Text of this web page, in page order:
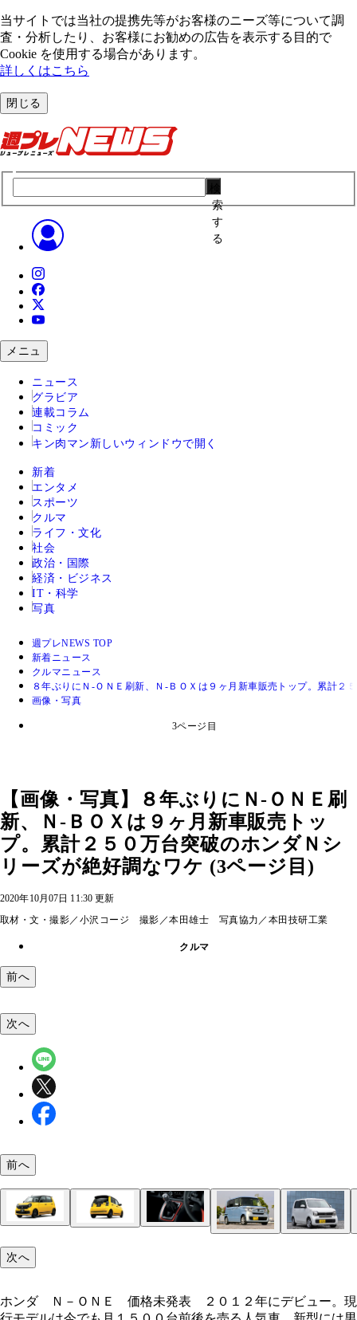
当サイトでは当社の提携先等がお客様のニーズ等について調
査・分析したり、お客様にお勧めの広告を表⽰する⽬的で
Cookie を使⽤する場合があります。
詳しくはこちら
閉じる
索
す
る
メニュ
ニュース
グラビア
連載コラム
コミック
キン肉マン 新しいウィンドウで開く
新着
エンタメ
スポーツ
クルマ
ライフ・文化
社会
政治・国際
経済・ビジネス
IT・科学
写真
週プレNEWS TOP
新着ニュース
クルマニュース
８年ぶりにＮ‐ＯＮＥ刷新、Ｎ‐ＢＯＸは９ヶ月新車販売トップ。累計２
画像・写真
3ページ目
【画像・写真】８年ぶりにＮ‐ＯＮＥ刷
新、Ｎ‐ＢＯＸは９ヶ月新車販売トッ
プ。累計２５０万台突破のホンダＮシ
リーズが絶好調なワケ (3ページ目)
2020年10月07日 11:30 更新
取材・文・撮影／小沢コージ 撮影／本田雄士 写真協力／本田技研工業
クルマ
前へ
ホンダ Ｎ－ＯＮＥ 価格未発表 ２０１２年に
ー。現行モデルは今でも月１５００台前後を売る
この秋、８年ぶりに刷新されるＮ－ＯＮＥは９月
にホンダのサイトでご開帳された
ＦＦターボと６ＭＴを組み合わせたモデルも設定
な走りなのか今からマジで楽しみだ
用の国民車
確実の出来！
されている
次へ
前へ
次へ
ホンダ Ｎ－ＯＮＥ 価格未発表 ２０１２年にデビュー。現